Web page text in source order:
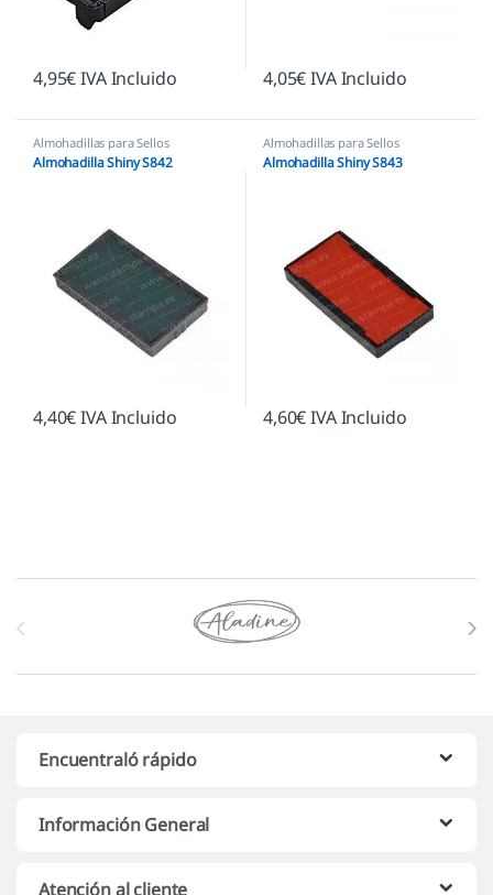
4,95€IVA Incluido 4,05€IVA Incluido
Almohadillas para Sellos
Automáticos ,Almohadillas
Ecológicas,Almohadillas Shiny
Almohadilla Shiny S842
4,40€IVA Incluido
Almohadillas para Sellos
Automáticos ,Almohadillas
Ecológicas,Almohadillas Shiny
Almohadilla Shiny S843
4,60€IVA Incluido
Marcas De Carrusel
Encuentraló rápido
Información General
Atención al cliente